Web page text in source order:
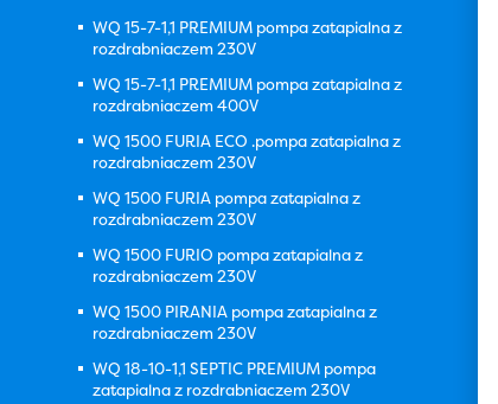
WQ 15-7-1,1 PREMIUM pompa zatapialna z
rozdrabniaczem 230V
WQ 15-7-1,1 PREMIUM pompa zatapialna z
rozdrabniaczem 400V
WQ 1500 FURIA ECO .pompa zatapialna z
rozdrabniaczem 230V
WQ 1500 FURIA pompa zatapialna z
rozdrabniaczem 230V
WQ 1500 FURIO pompa zatapialna z
rozdrabniaczem 230V
WQ 1500 PIRANIA pompa zatapialna z
rozdrabniaczem 230V
WQ 18-10-1,1 SEPTIC PREMIUM pompa
zatapialna z rozdrabniaczem 230V